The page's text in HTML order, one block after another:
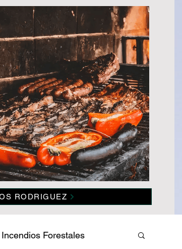
RODRIGUEZ
Incendios Forestales